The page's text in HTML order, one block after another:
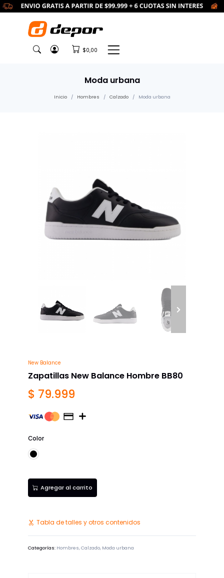
$0,00
Moda urbana
Inicio Hombres Calzado Moda urbana
New Balance
Zapatillas New Balance Hombre BB80
$ 79.999
Color
Negro
Agregar al carrito
Tabla de talles y otros contenidos
Categorías: Hombres,Calzado, Moda urbana